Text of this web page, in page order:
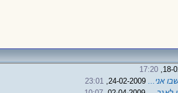
17:20
אני...24-02-2009,
23:01